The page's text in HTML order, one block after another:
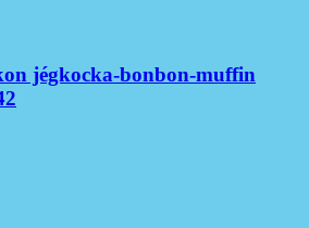
jégkocka-bonbon-muffin